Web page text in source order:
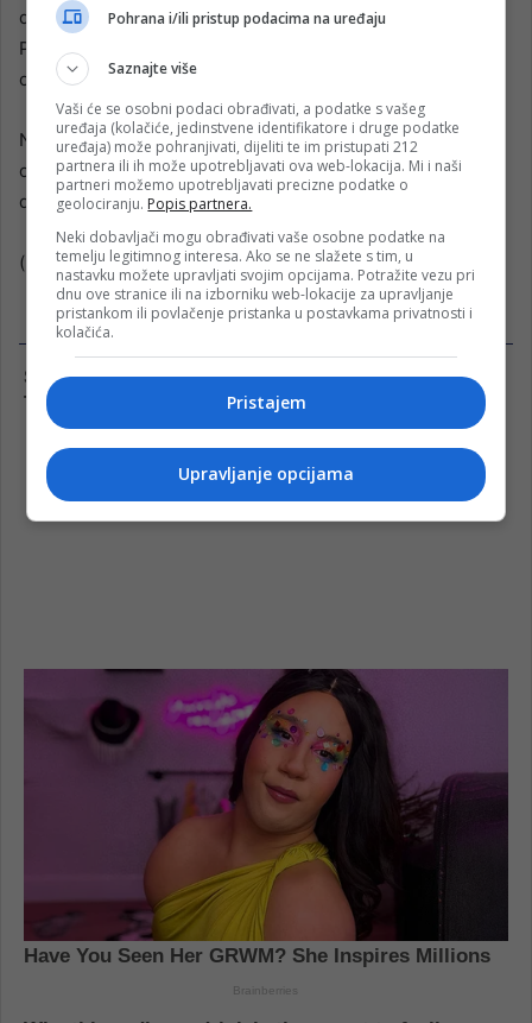
dok su do sada identificirani posmrtni ostaci 453 žrtve.
Potraga za istinom i pravdom traje jednako dugo kao i bol
onih koji su u vatri Bikavca izgubili svoje porodice.
Nakon polaganja cvijeća upriličen je vjerski program,
obilazak mjesta zločina, učenje Jasina i dove u Carevoj
džamiji te posjeta gradskom mezarju Stražište.
(Fena)
Pohrana i/ili pristup podacima na uređaju
Saznajte više
Vaši će se osobni podaci obrađivati, a podatke s vašeg
uređaja (kolačiće, jedinstvene identifikatore i druge podatke
uređaja) može pohranjivati, dijeliti te im pristupati 212
partnera ili ih može upotrebljavati ova web-lokacija. Mi i naši
partneri možemo upotrebljavati precizne podatke o
geolociranju. Popis partnera.
Neki dobavljači mogu obrađivati vaše osobne podatke na
temelju legitimnog interesa. Ako se ne slažete s tim, u
nastavku možete upravljati svojim opcijama. Potražite vezu pri
dnu ove stranice ili na izborniku web-lokacije za upravljanje
pristankom ili povlačenje pristanka u postavkama privatnosti i
kolačića.
Pristajem
Upravljanje opcijama